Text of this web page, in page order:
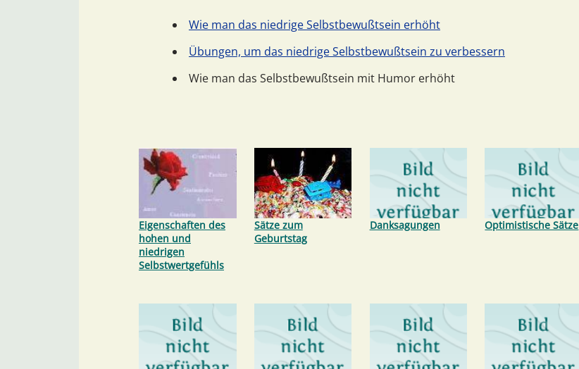
Wie man das niedrige Selbstbewußtsein erhöht
Übungen, um das niedrige Selbstbewußtsein zu verbessern
Wie man das Selbstbewußtsein mit Humor erhöht
Eigenschaften des
hohen und
niedrigen
Selbstwertgefühls
Sätze zum
Geburtstag
Danksagungen Optimistische Sätze